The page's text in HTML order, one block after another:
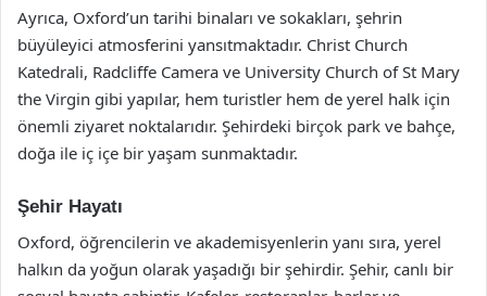
Ayrıca, Oxford’un tarihi binaları ve sokakları, şehrin
büyüleyici atmosferini yansıtmaktadır. Christ Church
Katedrali, Radcliffe Camera ve University Church of St Mary
the Virgin gibi yapılar, hem turistler hem de yerel halk için
önemli ziyaret noktalarıdır. Şehirdeki birçok park ve bahçe,
doğa ile iç içe bir yaşam sunmaktadır.
Şehir Hayatı
Oxford, öğrencilerin ve akademisyenlerin yanı sıra, yerel
halkın da yoğun olarak yaşadığı bir şehirdir. Şehir, canlı bir